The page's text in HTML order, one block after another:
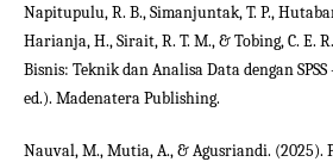
Napitupulu, R. B., Simanjuntak, T. P.,
Harianja, H., Sirait, R. T. M., & Tobing, C. E.
Bisnis: Teknik dan Analisa Data dengan SPSS
ed.). Madenatera Publishing.
Nauval, M., Mutia, A., & Agusriandi. (2025).